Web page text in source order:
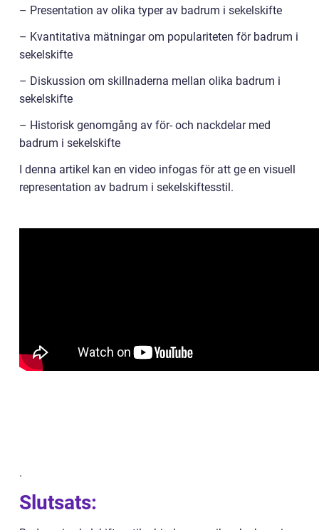
– Presentation av olika typer av badrum i sekelskifte
– Kvantitativa mätningar om populariteten för badrum i
sekelskifte
– Diskussion om skillnaderna mellan olika badrum i
sekelskifte
– Historisk genomgång av för- och nackdelar med
badrum i sekelskifte
I denna artikel kan en video infogas för att ge en visuell
representation av badrum i sekelskiftesstil.
.
Slutsats: